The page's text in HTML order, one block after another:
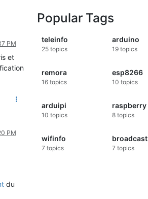
PM
et
PM
du
Popular Tags
teleinfo
25 topics
arduino
19topics
remora
16 topics
esp8266
10 topics
arduipi
10 topics
raspberry
8topics
wifinfo
7 topics
broadcast
7 topics